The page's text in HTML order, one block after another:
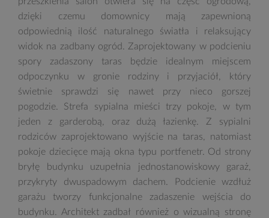
dzięki czemu domownicy mają zapewnioną
odpowiednią ilość naturalnego światła i relaksujący
widok na zadbany ogród. Zaprojektowany w podcieniu
spory zadaszony taras będzie idealnym miejscem
odpoczynku w gronie rodziny i przyjaciół, który
świetnie sprawdzi się nawet przy nieco gorszej
pogodzie. Strefa sypialna mieści trzy pokoje, w tym
jeden z garderobą, oraz dużą łazienkę. Z sypialni
rodziców zaprojektowano wyjście na taras, natomiast
pokoje dziecięce mają okna typu portfenetr. Od strony
bryłę budynku uzupełnia jednostanowiskowy garaż,
przykryty dwuspadowym dachem. Podcienie wzdłuż
garażu tworzy funkcjonalne zadaszenie wejścia do
budynku. Architekt zadbał również o wizualną stronę